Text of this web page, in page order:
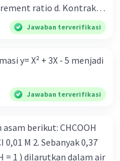
ratio d. Kontraktif
ratio e.
Bila Bank
inflasi di mana
(penawaran uang) naik
deflasi di
atas c. Tingkat bunga
uang beredar
ke kanan atas d.
Jawaban terverifikasi
y= X² + 3X - 5 menjadi
Jawaban terverifikasi
CHCOOH
= 1 ) dilarutkan dalam air